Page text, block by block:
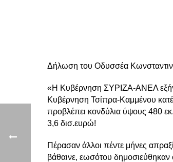
Δήλωση του Οδυσσέα
«Η Κυβέρνηση ΣΥΡΙΖΑ-ΑΝΕΛ
Κυβέρνηση Τσίπρα-Καμμένου
προβλέπει κονδύλια ύψους 480
3,6 δισ.ευρώ!
Πέρασαν άλλοι πέντε μήνες
βάθαινε, εωσότου δημοσιεύθηκαν